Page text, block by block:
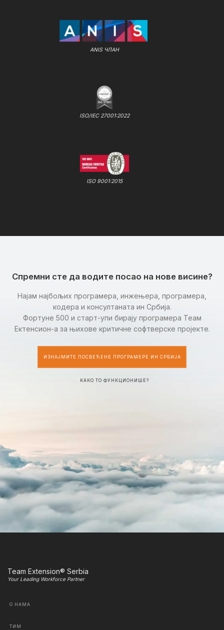
ANIS ЧЛАН
ISO/IEC 27001:2022
ISO 9001:2015
Спремни сте да водите посао на нове висине?
Најам најбољих програмера, инжењера, програмера,
кодера и консултаната ин Србија.
Фортуне 500 и старт-упи бирају програмера Теам
Ектенсион-а за њихове критичне софтверске пројекте.
ИЗНАЈМИТЕ ПОСВЕЋЕНЕ ПРОГРАМЕРЕ ИН СРБИЈА
КАКО ТО ФУНКЦИОНИШЕ?
Team Extension® Serbia
Your Leading Workforce Partner
О НАМА
ТИМ